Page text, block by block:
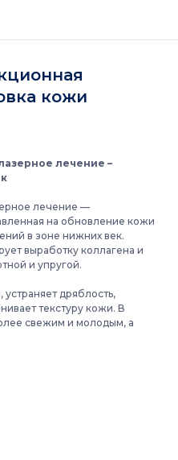
кожи
лечение –
лечение —
на обновление кожи
в зоне нижних век.
выработку коллагена и
и упругой.
дряблость,
текстуру кожи. В
свежим и молодым, а